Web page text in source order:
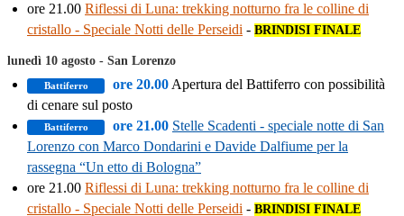
ore 21.00 Riflessi di Luna: trekking notturno fra le colline di
cristallo - Speciale Notti delle Perseidi - BRINDISI FINALE
lunedì 10 agosto - San Lorenzo
Battiferro ore 20.00Apertura del Battiferro con possibilità
di cenare sul posto
Battiferro ore 21.00 Stelle Scadenti - speciale notte di San
Lorenzo con Marco Dondarini e Davide Dalfiume per la
rassegna “Un etto di Bologna”
ore 21.00 Riflessi di Luna: trekking notturno fra le colline di
cristallo - Speciale Notti delle Perseidi - BRINDISI FINALE